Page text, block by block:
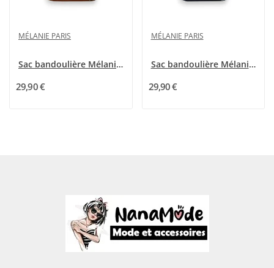
MÉLANIE PARIS
Sac bandoulière Mélanie Paris Patchwork Camel
29,90 €
MÉLANIE PARIS
Sac bandoulière Mélanie Paris Patchwork Bleu...
29,90 €